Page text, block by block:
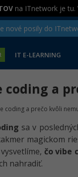
na ITnetwork je tu.
nové posily do
IT E-LEARNING
coding a
coding a prečo kvôli
sa v
magickom
čo vibe
nahradiť.